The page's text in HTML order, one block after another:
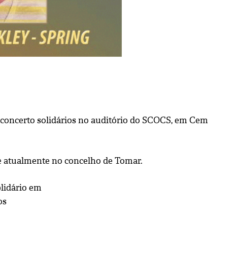
solidários no auditório do SCOCS, em Cem
no concelho de Tomar.